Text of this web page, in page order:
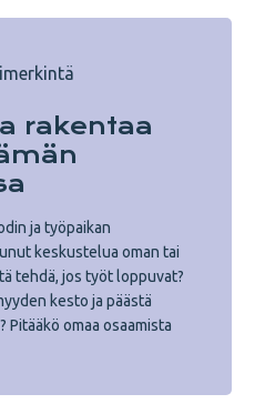
rakentaa
ja työpaikan
keskustelua oman tai
tehdä, jos työt loppuvat?
kesto ja päästä
omaa osaamista